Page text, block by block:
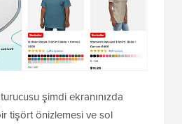
şimdi ekranınızda
tişört önizlemesi ve sol